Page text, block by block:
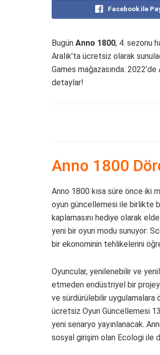
Facebook ile
Bugün Anno 1800, 4. sezonu
Aralık’ta ücretsiz olarak
Games mağazasında.
detaylar!
Anno 1800
Anno 1800 kısa süre önce iki
oyun güncellemesi ile birlikte
kaplamasını hediye olarak
yeni bir oyun modu sunuyor:
bir ekonominin tehlikelerini
Oyuncular, yenilenebilir ve
etmeden endüstriyel bir
ve sürdürülebilir uygulamalara
ücretsiz Oyun Güncellemesi
yeni senaryo yayınlanacak.
sosyal girişim olan Ecologi ile